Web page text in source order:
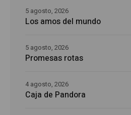
Los amos del mundo
5 agosto, 2026
Promesas rotas
5 agosto, 2026
Caja de Pandora
4 agosto, 2026